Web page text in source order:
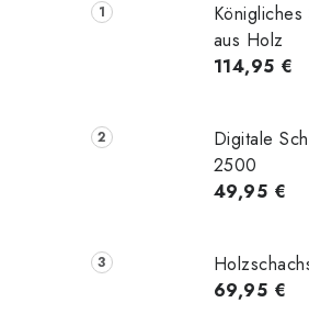
aus Holz
114,95 €
Digitale
2500
49,95 €
69,95 €